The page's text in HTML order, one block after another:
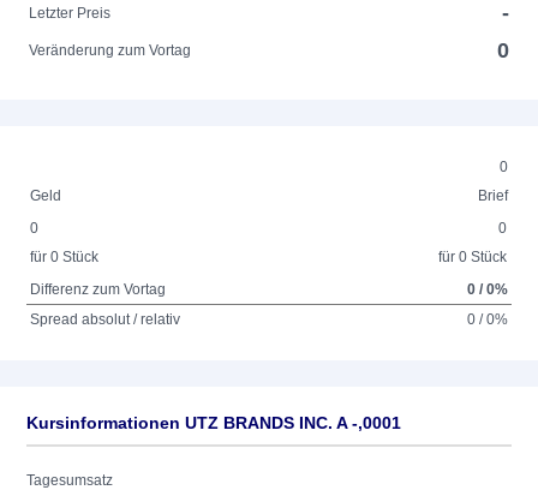
Letzter Preis
-
Veränderung zum Vortag 0
0
Geld
Brief
0
für 0 Stück
0
für 0 Stück
Differenz zum Vortag
0 / 0%
Spread absolut / relativ
0 / 0%
Kursinformationen UTZ BRANDS INC. A -,0001
Tagesumsatz